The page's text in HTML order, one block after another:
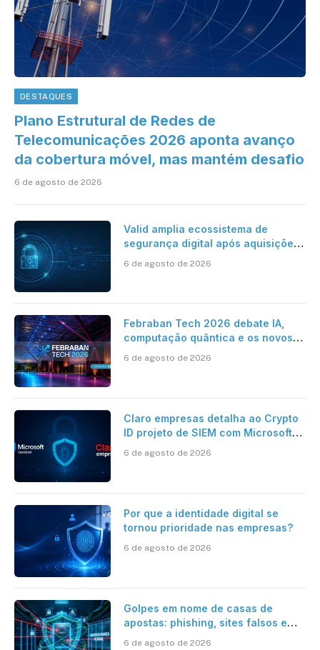
DESTAQUES
Plano Estrutural de Redes de
Telecomunicações 2026 aponta avanço
da cobertura móvel, mas mantém desafio
6 de agosto de 2026
Valid amplia ecossistema de
segurança digital após aquisições
6 de agosto de 2026
Febraban Tech 2026 debate IA,
computação quântica e os novos
desafios da tecnologia bancária
6 de agosto de 2026
Claro empresas detalha ao Crypto
ID projeto de SIEM com Microsoft
Sentinel, IA e resposta
6 de agosto de 2026
Por que a identidade digital se
tornou prioridade nas empresas?
6 de agosto de 2026
Golpes em nome de casas de
apostas: phishing, sites falsos e
6 de agosto de 2026